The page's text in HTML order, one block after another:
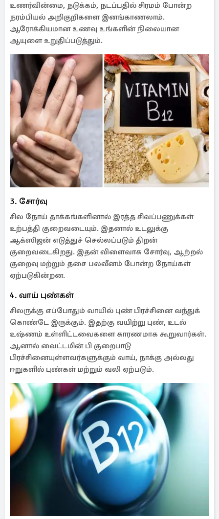
உணர்வின்மை, நடுக்கம், நடப்பதில் சிரமம் போன்ற
நரம்பியல் அறிகுறிகளை இனங்காணலாம்.
ஆரோக்கியமான உணவு உங்களின் நிலையான
ஆயுளை உறுதிப்படுத்தும்.
3. சோர்வு
சில நோய் தாக்கங்களினால் இரத்த சிவப்பணுக்கள்
உற்பத்தி குறைவடையும். இதனால் உடலுக்கு
ஆக்ஸிஜன் எடுத்துச் செல்லப்படும் திறன்
குறைவடைகிறது. இதன் விளைவாக சோர்வு, ஆற்றல்
குறைவு மற்றும் தசை பலவீனம் போன்ற நோய்கள்
ஏற்படுகின்றன.
4. வாய் புண்கள்
சிலருக்கு எப்போதும் வாயில் புண் பிரச்சினை வந்துக்
கொண்டே இருக்கும். இதற்கு வயிற்று புண், உடல்
உஷ்ணம் உள்ளிட்டவைகளை காரணமாக கூறுவார்கள்.
ஆனால் வைட்டமின் பி குறைபாடு
பிரச்சினையுள்ளவர்களுக்கும் வாய், நாக்கு அல்லது
ஈறுகளில் புண்கள் மற்றும் வலி ஏற்படும்.